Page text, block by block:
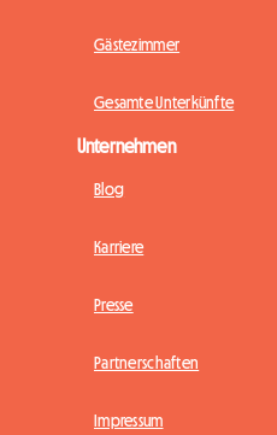
Gästezimmer
Gesamte Unterkünfte
Unternehmen
Blog
Karriere
Presse
Partnerschaften
Impressum